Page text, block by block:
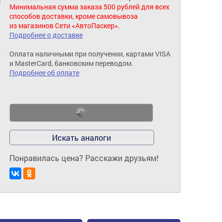
Минимальная сумма заказа 500 рублей для всех
способов доставки, кроме самовывоза
из магазинов Сети «АвтоПаскер».
Подробнее о доставке
Оплата наличными при получении, картами VISA
и MasterCard, банковским переводом.
Подробнее об оплате
Искать аналоги
Понравилась цена? Расскажи друзьям!